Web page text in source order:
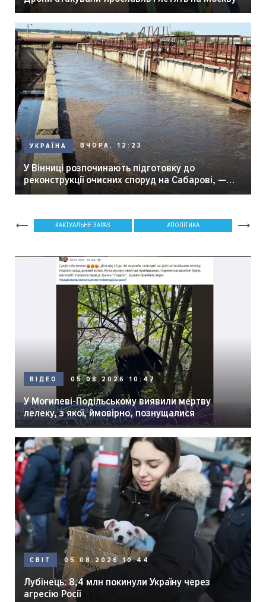
УКРАЇНА ВЧОРА, 12:23
У Вінниці розпочинають підготовку до
реконструкції очисних споруд на Сабарові, —
мер Вінниці.
АКТУАЛЬНЕ ЗАРАЗ ПОЛІТИКА
ВІДЕО 05.08.2026 10:47
У Могилеві-Подільському виявили мертву
лелеку, з якої, ймовірно, познущалися
СВІТ 05.08.2026 10:44
Лубінець: 8,4 млн покинули Україну через
агресію Росії